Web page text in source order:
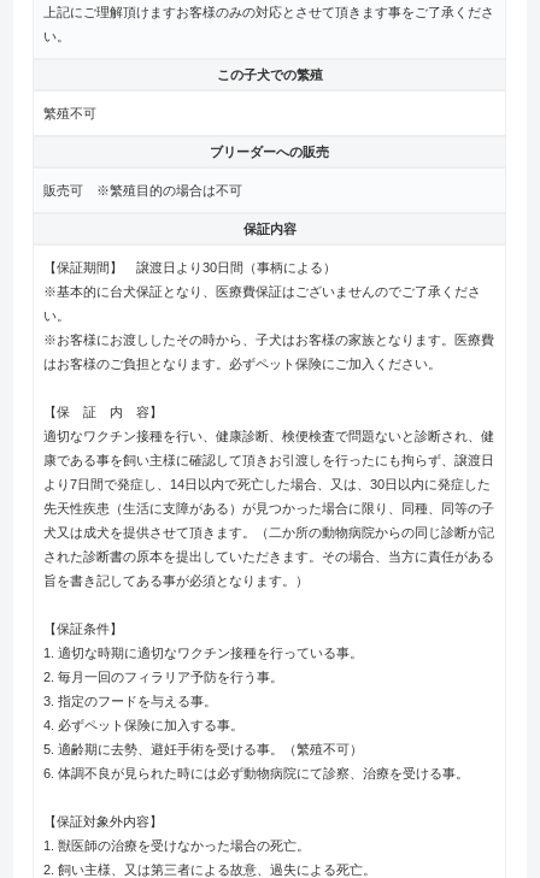
上記にご理解頂けますお客様のみの対応とさせて頂きます事をご了承くださ
い。
この子犬での繁殖
繁殖不可
ブリーダーへの販売
販売可 ※繁殖目的の場合は不可
保証内容
【保証期間】 譲渡日より30日間（事柄による）
※基本的に台犬保証となり、医療費保証はございませんのでご了承くださ
い。
※お客様にお渡ししたその時から、子犬はお客様の家族となります。医療費
はお客様のご負担となります。必ずペット保険にご加入ください。
【保 証 内 容】
適切なワクチン接種を行い、健康診断、検便検査で問題ないと診断され、健
康である事を飼い主様に確認して頂きお引渡しを行ったにも拘らず、譲渡日
より7日間で発症し、14日以内で死亡した場合、又は、30日以内に発症した
先天性疾患（生活に支障がある）が見つかった場合に限り、同種、同等の子
犬又は成犬を提供させて頂きます。（二か所の動物病院からの同じ診断が記
された診断書の原本を提出していただきます。その場合、当方に責任がある
旨を書き記してある事が必須となります。）
【保証条件】
1. 適切な時期に適切なワクチン接種を行っている事。
2. 毎月一回のフィラリア予防を行う事。
3. 指定のフードを与える事。
4. 必ずペット保険に加入する事。
5. 適齢期に去勢、避妊手術を受ける事。（繁殖不可）
6. 体調不良が見られた時には必ず動物病院にて診察、治療を受ける事。
【保証対象外内容】
1. 獣医師の治療を受けなかった場合の死亡。
2. 飼い主様、又は第三者による故意、過失による死亡。